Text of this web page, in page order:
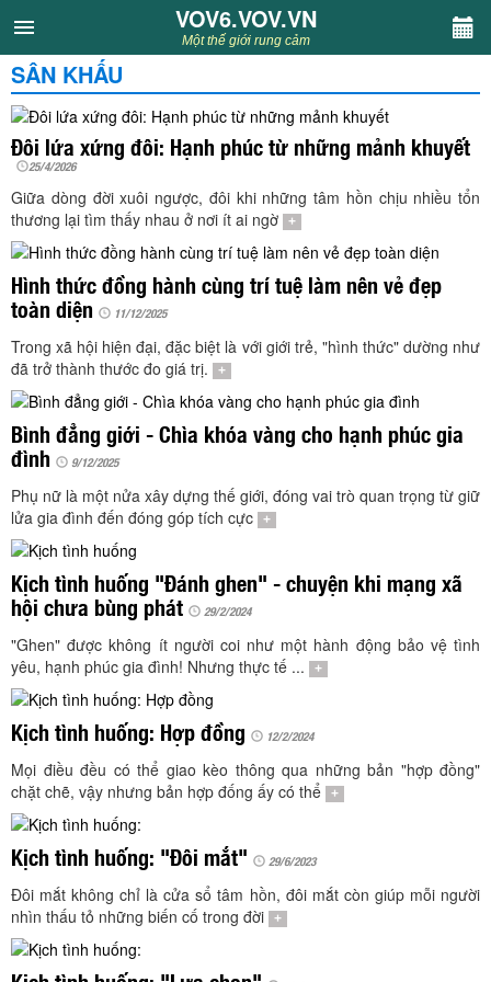
VOV6.VOV.VN
CHUYÊN MỤC
Khách VOV6
Văn học
Nghệ thuật
Sân khấu
Thiếu nhi
Kết nối VOV6
TÌM KIẾM
Vận hành bởi QI Corp
VOV6.VOV.VN
Một thế giới rung cảm
SÂN KHẤU
Đôi lứa xứng đôi: Hạnh phúc từ những mảnh khuyết
25/4/2026
Giữa dòng đời xuôi ngược, đôi khi những tâm hồn chịu nhiều tổn
thương lại tìm thấy nhau ở nơi ít ai ngờ
+
Hình thức đồng hành cùng trí tuệ làm nên vẻ đẹp
toàn diện 11/12/2025
Trong xã hội hiện đại, đặc biệt là với giới trẻ, "hình thức" dường như
đã trở thành thước đo giá trị.
+
Bình đẳng giới - Chìa khóa vàng cho hạnh phúc gia
đình 9/12/2025
Phụ nữ là một nửa xây dựng thế giới, đóng vai trò quan trọng từ giữ
lửa gia đình đến đóng góp tích cực
+
Kịch tình huống "Đánh ghen" - chuyện khi mạng xã
hội chưa bùng phát 29/2/2024
"Ghen" được không ít người coi như một hành động bảo vệ tình
yêu, hạnh phúc gia đình! Nhưng thực tế ...
+
Kịch tình huống: Hợp đồng 12/2/2024
Mọi điều đều có thể giao kèo thông qua những bản "hợp đồng"
chặt chẽ, vậy nhưng bản hợp đống ấy có thể
+
Kịch tình huống: "Đôi mắt" 29/6/2023
Đôi mắt không chỉ là cửa sổ tâm hồn, đôi mắt còn giúp mỗi người
nhìn thấu tỏ những biến cố trong đời
+